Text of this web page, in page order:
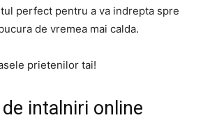
perfect pentru a va indrepta spre
de vremea mai calda.
prietenilor tai!
intalniri online